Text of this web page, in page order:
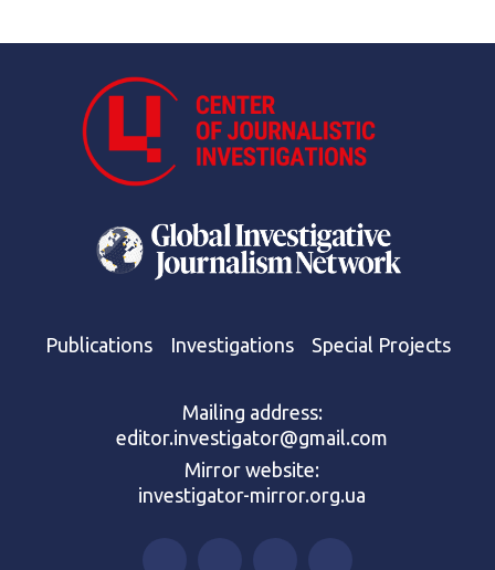
Publications Investigations Special Projects
Mailing address:
editor.investigator@gmail.com
Mirror website:
investigator-mirror.org.ua